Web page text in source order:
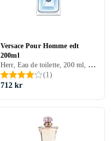
Versace Pour Homme edt
200ml
Herr, Eau de toilette, 200 ml, Pour Homme, Mysk, Cederträ, Tonkabönor, Apelsin, Neroli, Citron/Citrus, Ros, Bergamott, Hyacint, Salvia, Trä, Pelargonia, Pomerans, Jasmin, Ambra, Geranium
(1)
712 kr